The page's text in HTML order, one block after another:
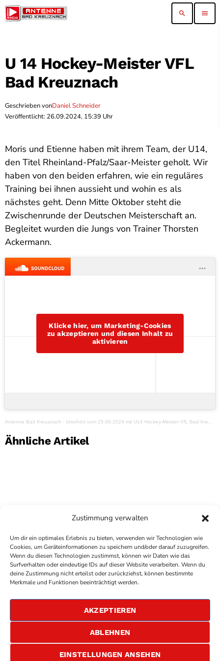
Zustimmung verwalten
Um dir ein optimales Erlebnis zu bieten, verwenden wir Technologien wie
Cookies, um Geräteinformationen zu speichern und/oder darauf zuzugreifen.
Wenn du diesen Technologien zustimmst, können wir Daten wie das
Surfverhalten oder eindeutige IDs auf dieser Website verarbeiten. Wenn du
deine Zustimmung nicht erteilst oder zurückziehst, können bestimmte
Merkmale und Funktionen beeinträchtigt werden.
AKZEPTIEREN
ABLEHNEN
EINSTELLUNGEN ANSEHEN
search menu
U 14 Hockey-Meister VFL
Bad Kreuznach
Geschrieben vonDaniel Schneider
Veröffentlicht: 26.09.2024, 15:39 Uhr
Moris und Etienne haben mit ihrem Team, der U14,
den Titel Rheinland-Pfalz/Saar-Meister geholt. Wir
haben von den beiden erfahren, wie ein reguläres
Training bei ihnen aussieht und wohin es als
nächstes geht. Denn Mitte Oktober steht die
Zwischenrunde der Deutschen Meisterschaft an.
Begleitet wurden die Jungs von Trainer Thorsten
Ackermann.
Klicke hier, um Marketing-Cookies
zu akzeptieren und diesen Inhalt zu
aktivieren
Antenne Bad Kreuznach · Unerhört vom 25.09.2024 mit U14 Hockey-Meister VfL Bad Kreuznach
Ähnliche Artikel
COPYRIGHTANTENNE BAD KREUZNACH
DATENSCHUTZERKLÄRUNG
ALLGEMEINE GESCHÄFTSBEDINGUNGEN